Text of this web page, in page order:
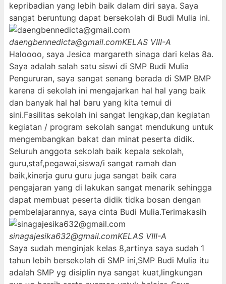
kepribadian yang lebih baik dalam diri saya. Saya
sangat beruntung dapat bersekolah di Budi Mulia ini.
daengbennedicta@gmail.comKELAS VIII-A
Haloooo, saya Jesica margareth sinaga dari kelas 8a.
Saya adalah salah satu siswi di SMP Budi Mulia
Pengururan, saya sangat senang berada di SMP BMP
karena di sekolah ini mengajarkan hal hal yang baik
dan banyak hal hal baru yang kita temui di
sini.Fasilitas sekolah ini sangat lengkap,dan kegiatan
kegiatan / program sekolah sangat mendukung untuk
mengembangkan bakat dan minat peserta didik.
Seluruh anggota sekolah baik kepala sekolah,
guru,staf,pegawai,siswa/i sangat ramah dan
baik,kinerja guru guru juga sangat baik cara
pengajaran yang di lakukan sangat menarik sehingga
dapat membuat peserta didik tidka bosan dengan
pembelajarannya, saya cinta Budi Mulia.Terimakasih
sinagajesika632@gmail.comKELAS VIII-A
Saya sudah menginjak kelas 8,artinya saya sudah 1
tahun lebih bersekolah di SMP ini,SMP Budi Mulia itu
adalah SMP yg disiplin nya sangat kuat,lingkungan